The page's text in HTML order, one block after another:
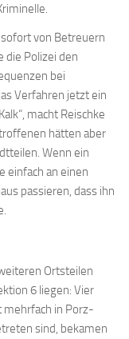
von Betreuern
die Polizei den
bei
Verfahren jetzt ein
macht Reischke
hätten aber
Wenn ein
einfach an einen
passieren, dass ihn
Ortsteilen
6 liegen: Vier
mehrfach in Porz-
sind, bekamen